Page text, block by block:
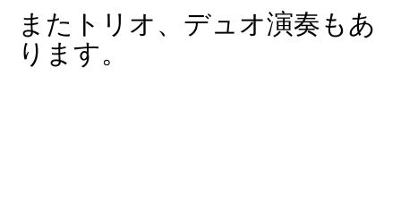
またトリオ、デュオ演奏もあ
ります。